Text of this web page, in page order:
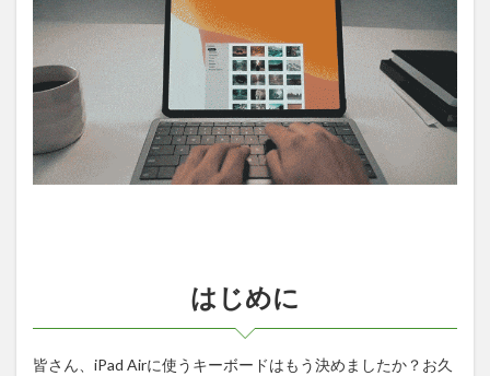
84％
を占
める
大型
タッ
チパ
ッド
1.3
シザ
1.4
無
はじめに
皆さん、iPad Airに使うキーボードはもう決めましたか？お久